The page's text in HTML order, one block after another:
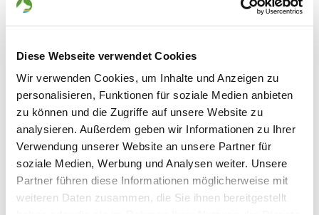
Diese Webseite verwendet Cookies
Wir verwenden Cookies, um Inhalte und Anzeigen zu
personalisieren, Funktionen für soziale Medien anbieten
zu können und die Zugriffe auf unsere Website zu
analysieren. Außerdem geben wir Informationen zu Ihrer
Verwendung unserer Website an unsere Partner für
soziale Medien, Werbung und Analysen weiter. Unsere
Partner führen diese Informationen möglicherweise mit
weiteren Daten zusammen, die Sie ihnen bereitgestellt
Details
70734 Fellbach
OG - Filder, Sitz Stuttg.-Möhringen
Details
Vor dem Lauch 28
70567 Stuttgart
OG - Leonberg-Eltingen e.V.
Details
Im Mollenbach
71229 Leonberg